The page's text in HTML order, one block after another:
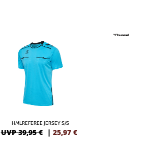
HMLREFEREE JERSEY S/S
UVP 39,95 € | 25,97 €